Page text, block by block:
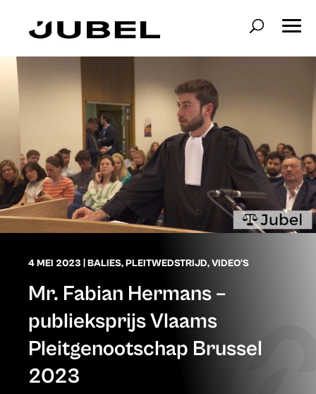
4 MEI 2023 BALIES,PLEITWEDSTRIJD,VIDEO'S
Mr. Fabian Hermans –
publieksprijs Vlaams
Pleitgenootschap Brussel
2023